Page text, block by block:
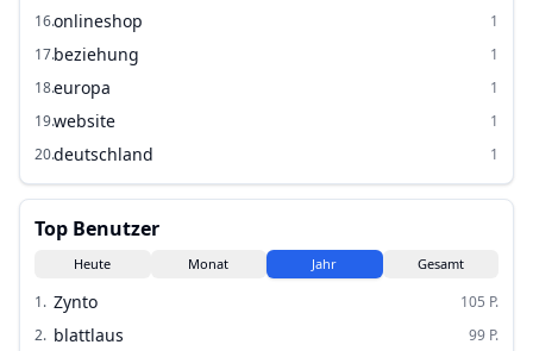
16.onlineshop
1
17.beziehung
1
18.europa
1
19.website
1
20.deutschland 1
Top Benutzer
Heute Monat Jahr Gesamt
1. Zynto 105 P.
2. blattlaus 99 P.